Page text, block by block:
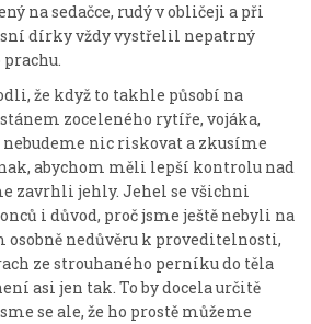
na sedačce, rudý v obličeji a při
dírky vždy vystřelil nepatrný
že když to takhle působí na
zoceleného rytíře, vojáka,
nebudeme nic riskovat a zkusíme
abychom měli lepší kontrolu nad
zavrhli jehly. Jehel se všichni
i důvod, proč jsme ještě nebyli na
osobně nedůvěru k proveditelnosti,
ze strouhaného perníku do těla
asi jen tak. To by docela určitě
se ale, že ho prostě můžeme